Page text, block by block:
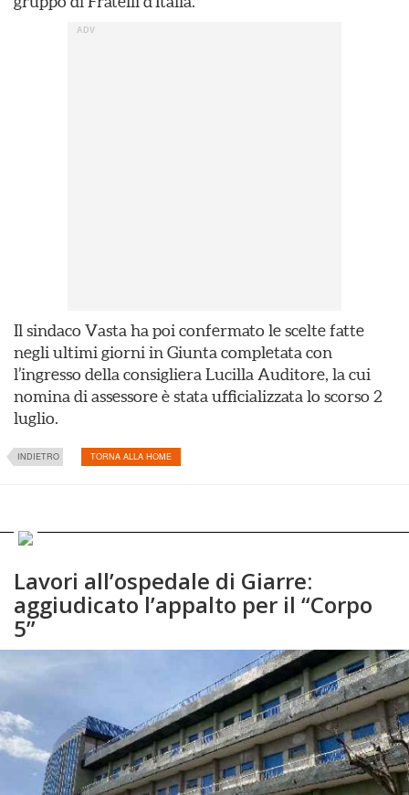
Il sindaco Vasta ha poi confermato le scelte fatte
negli ultimi giorni in Giunta completata con
l’ingresso della consigliera Lucilla Auditore, la cui
nomina di assessore è stata ufficializzata lo scorso 2
luglio.
INDIETRO TORNA ALLA HOME
Lavori all’ospedale di Giarre:
aggiudicato l’appalto per il “Corpo
5”